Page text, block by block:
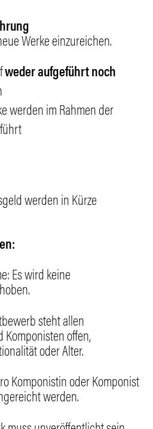
Werke einzureichen.
weder aufgeführt noch
werden im Rahmen der
werden in Kürze
Es wird keine
steht allen
offen,
oder Alter.
Komponistin oder Komponist
werden.